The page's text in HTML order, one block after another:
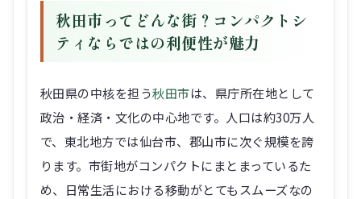
秋田市ってどんな街？コンパクトシ
ティならではの利便性が魅力
秋田県の中核を担う秋田市は、県庁所在地として
政治・経済・文化の中心地です。人口は約30万人
で、東北地方では仙台市、郡山市に次ぐ規模を誇
ります。市街地がコンパクトにまとまっているた
め、日常生活における移動がとてもスムーズなの